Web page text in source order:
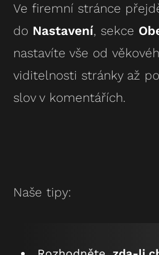
Ve firemní stránce
do Nastavení, sekce
nastavíte vše od
viditelnosti stránky až
slov v komentářích.
Naše tipy: